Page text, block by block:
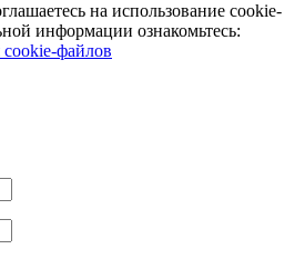
на использование cookie-
информации ознакомьтесь:
файлов